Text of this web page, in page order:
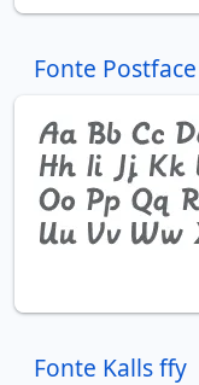
Fonte Postface
Fonte Kalls ffy